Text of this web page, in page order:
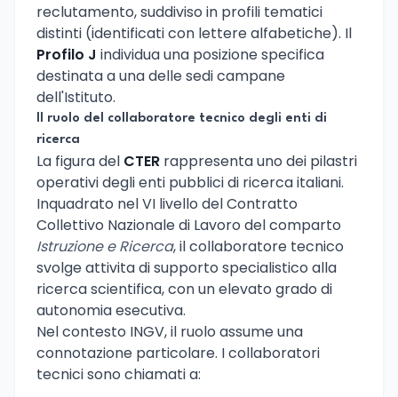
reclutamento, suddiviso in profili tematici
distinti (identificati con lettere alfabetiche). Il
Profilo J individua una posizione specifica
destinata a una delle sedi campane
dell'Istituto.
Il ruolo del collaboratore tecnico degli enti di
ricerca
La figura del CTER rappresenta uno dei pilastri
operativi degli enti pubblici di ricerca italiani.
Inquadrato nel VI livello del Contratto
Collettivo Nazionale di Lavoro del comparto
Istruzione e Ricerca, il collaboratore tecnico
svolge attivita di supporto specialistico alla
ricerca scientifica, con un elevato grado di
autonomia esecutiva.
Nel contesto INGV, il ruolo assume una
connotazione particolare. I collaboratori
tecnici sono chiamati a: